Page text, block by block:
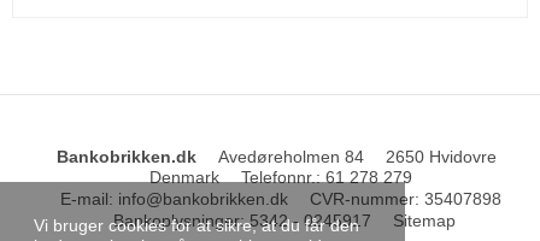
Vi bruger cookies for at sikre, at du får den
Bankobrikken.dk Avedøreholmen 84
2650 Hvidovre
Denmark
Telefonnr.: 61 278 279
E-mail: info@bankobrikken.dk CVR-nummer: 35407898
Bankoplysninger:5342 - 0245917
Sitemap